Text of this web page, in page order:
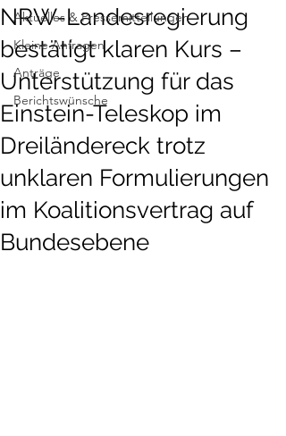
Aktuelles & Pressemitteilungen
Kleine Anfragen
Anträge
Berichtswünsche
NRW-Landesregierung
bestätigt klaren Kurs –
Unterstützung für das
Einstein-Teleskop im
Dreiländereck trotz
unklaren Formulierungen
im Koalitionsvertrag auf
Bundesebene